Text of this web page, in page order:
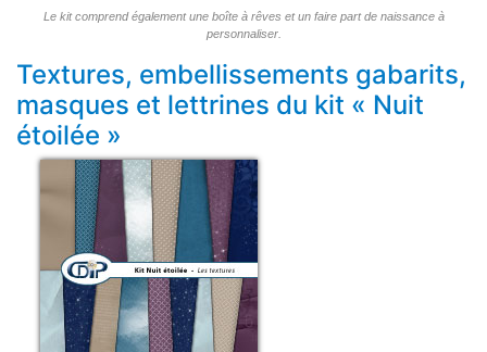
Le kit comprend également une boîte à rêves et un faire part de naissance à
personnaliser.
Textures, embellissements gabarits,
masques et lettrines du kit « Nuit
étoilée »